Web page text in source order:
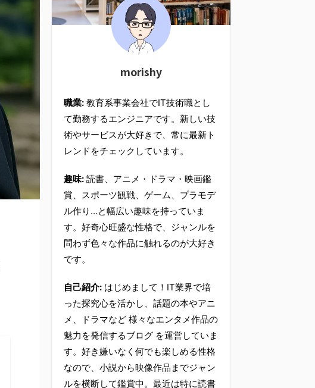
morishy
職業: 教育系事業会社でIT技術職とし
て勤務するエンジニアです。新しい技
術やサービスが大好きで、常に最新ト
レンドをチェックしています。
趣味: 読書、アニメ・ドラマ・映画鑑
賞、スポーツ観戦、ゲーム、プラモデ
ル作り…と幅広い趣味を持っていま
す。好奇心旺盛な性格で、ジャンルを
問わず色々な作品に触れるのが大好き
です。
自己紹介: はじめまして！IT業界で培
った探究心を活かし、話題の本やアニ
メ、ドラマなど 様々なエンタメ作品の
魅力を発信するブログ を運営していま
す。好き嫌いなく何でも楽しめる性格
なので、小説から映像作品までジャン
ルを横断して鑑賞中。最近は特に読書